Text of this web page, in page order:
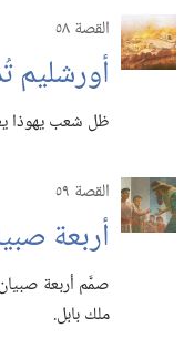
القصة ٥٨
أورشليم
ظل شعب يهوذا
القصة ٥٩
أربعة
صمَّم أربعة
ملك بابل.‏